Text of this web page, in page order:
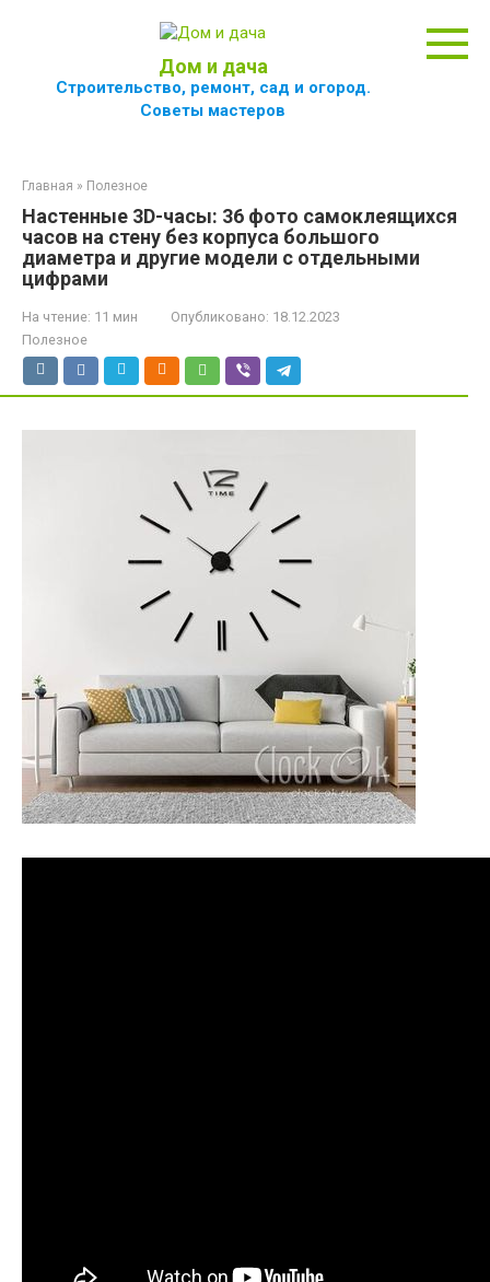
Дом и дача
Строительство, ремонт, сад и огород.
Советы мастеров
Главная » Полезное
Настенные 3D-часы: 36 фото самоклеящихся
часов на стену без корпуса большого
диаметра и другие модели с отдельными
цифрами
На чтение: 11 мин Опубликовано: 18.12.2023
Полезное